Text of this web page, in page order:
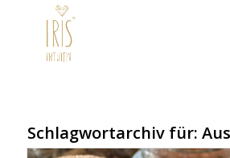
Schlagwortarchiv für: